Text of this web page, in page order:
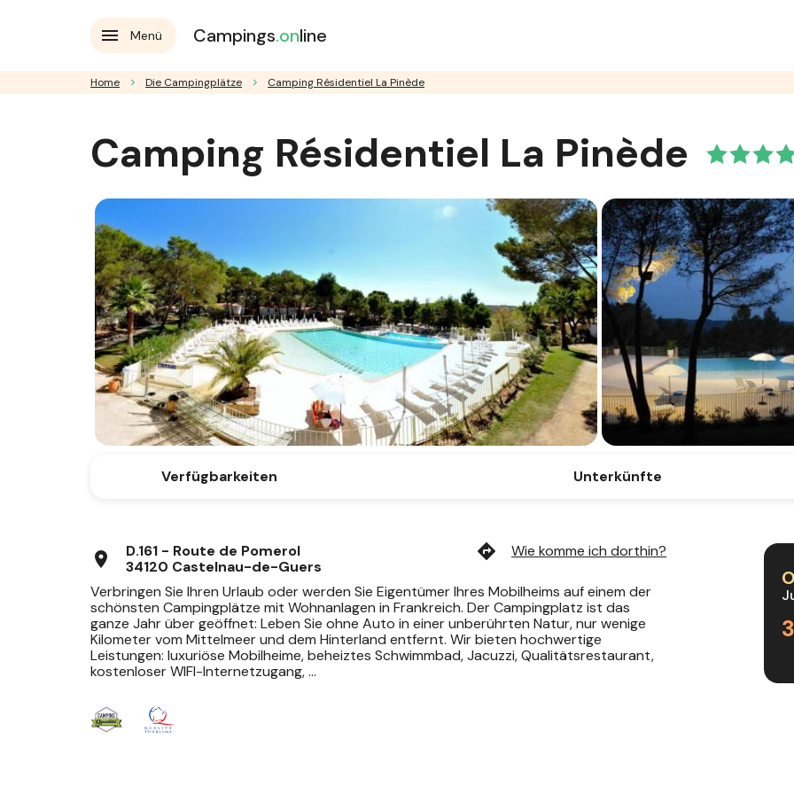
Menü Campings.online
Home Die Campingplätze Camping Résidentiel La Pinède
Camping Résidentiel La Pinède
Verfügbarkeiten Unterkünfte
location_on
D.161 - Route de Pomerol
34120 Castelnau-de-Guers
directions Wie komme ich dorthin?
Verbringen Sie Ihren Urlaub oder werden Sie Eigentümer Ihres Mobilheims auf einem der
schönsten Campingplätze mit Wohnanlagen in Frankreich. Der Campingplatz ist das
ganze Jahr über geöffnet: Leben Sie ohne Auto in einer unberührten Natur, nur wenige
Kilometer vom Mittelmeer und dem Hinterland entfernt. Wir bieten hochwertige
Leistungen: luxuriöse Mobilheime, beheiztes Schwimmbad, Jacuzzi, Qualitätsrestaurant,
kostenloser WIFI-Internetzugang, ...